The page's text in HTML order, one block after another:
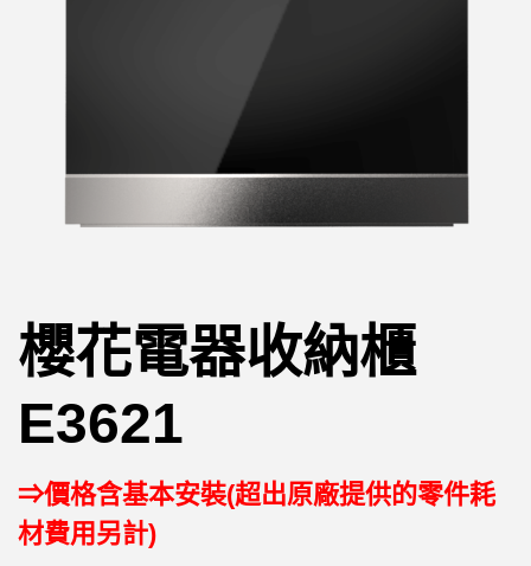
櫻花電器收納櫃
E3621
⇒價格含基本安裝(超出原廠提供的零件耗
材費用另計)